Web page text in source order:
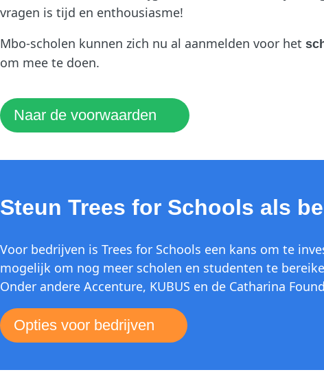
vragen is tijd en enthousiasme!
Mbo-scholen kunnen zich nu al aanmelden voor het
om mee te doen.
Naar de voorwaarden
Steun Trees for Schools als
Voor bedrijven is Trees for Schools een kans om te
mogelijk om nog meer scholen en studenten te
Onder andere Accenture, KUBUS en de Catharina
Opties voor bedrijven